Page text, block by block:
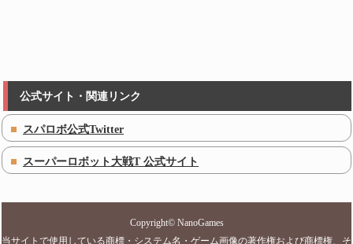
公式サイト・関連リンク
スパロボ公式Twitter
スーパーロボット大戦T 公式サイト
Copyright© NanoGames
当サイトで使用している商標・システム名・ゲーム画像の著作権および商標権、そ